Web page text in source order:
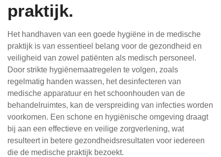
praktijk.
Het handhaven van een goede hygiëne in de medische
praktijk is van essentieel belang voor de gezondheid en
veiligheid van zowel patiënten als medisch personeel.
Door strikte hygiënemaatregelen te volgen, zoals
regelmatig handen wassen, het desinfecteren van
medische apparatuur en het schoonhouden van de
behandelruimtes, kan de verspreiding van infecties worden
voorkomen. Een schone en hygiënische omgeving draagt
bij aan een effectieve en veilige zorgverlening, wat
resulteert in betere gezondheidsresultaten voor iedereen
die de medische praktijk bezoekt.